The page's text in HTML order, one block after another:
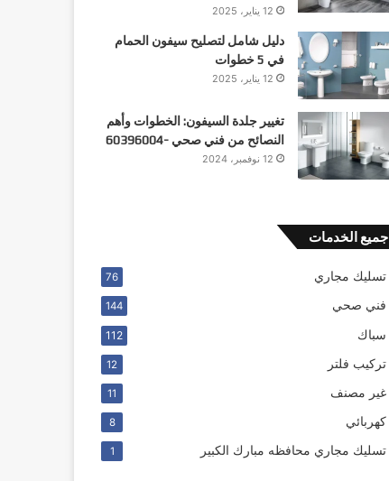
12 يناير، 2025
دليل شامل لتصليح سيفون الحمام
في 5 خطوات
12 يناير، 2025
تغيير جلدة السيفون: الخطوات وأهم
النصائح من فني صحي -60396004
12 نوفمبر، 2024
جميع الخدمات
تسليك مجاري 76
فني صحي 144
سباك 112
ترکیب فلتر 12
غير مصنف 11
كهربائي 8
تسليك مجاري محافظه مبارك الكبير 1